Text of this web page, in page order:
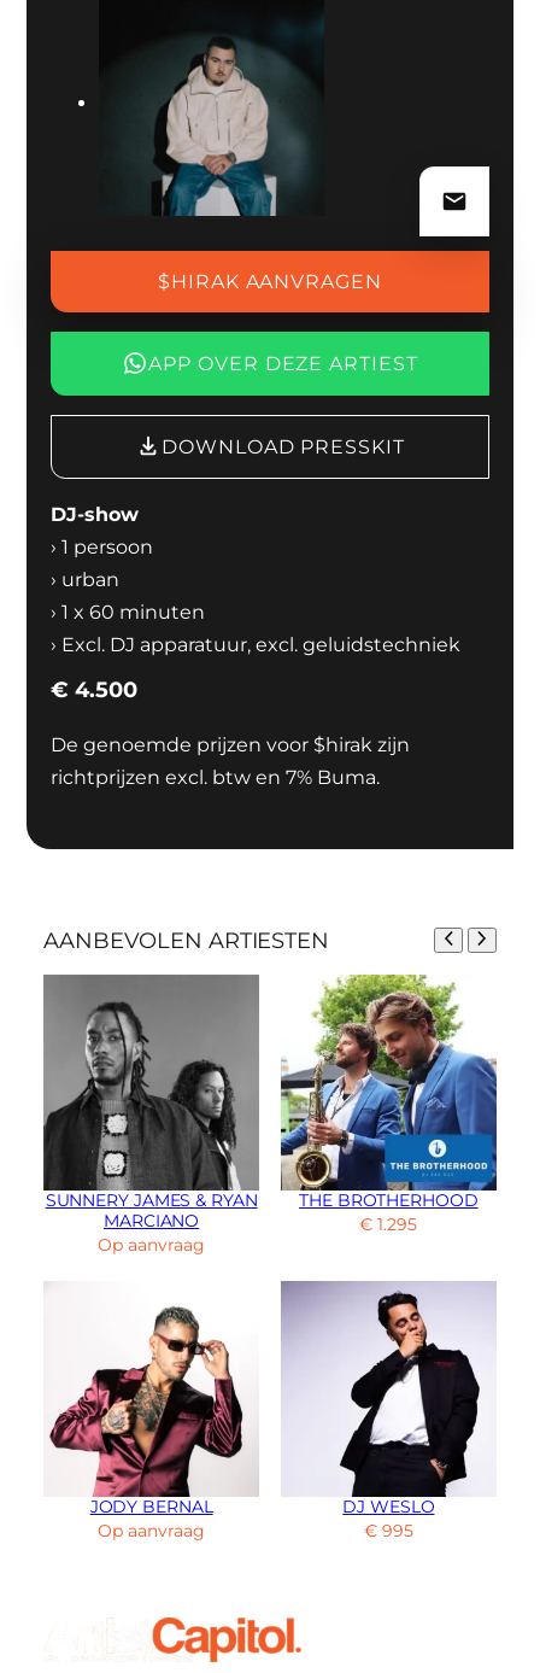
aanvullende urban acts, DJ’s of live-artiesten meenemen
in één compleet voorstel.
$HIRAK AANVRAGEN
APP OVER DEZE ARTIEST
DOWNLOAD PRESSKIT
DJ-show
› 1 persoon
› urban
› 1 x 60 minuten
› Excl. DJ apparatuur, excl. geluidstechniek
€ 4.500
De genoemde prijzen voor $hirak zijn
richtprijzen excl. btw en 7% Buma.
AANBEVOLEN ARTIESTEN
SUNNERY JAMES & RYAN
MARCIANO
Op aanvraag
THE BROTHERHOOD
€ 1.295
JODY BERNAL
Op aanvraag
DJ WESLO
€995